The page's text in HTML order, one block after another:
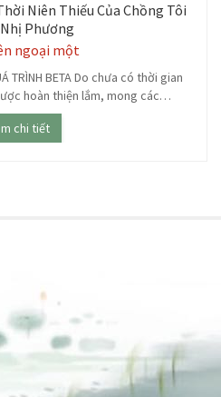
Niên Thiếu Của Chồng Tôi
Phương
ngoại một
TRÌNH BETA Do chưa có thời gian
hoàn thiện lắm, mong các…
chi tiết